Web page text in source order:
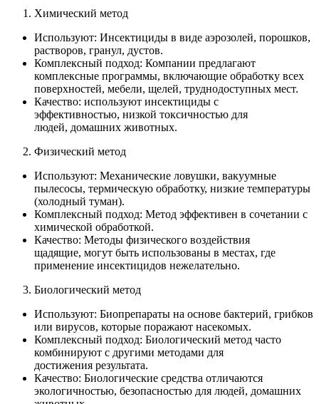
Химический метод
Используют: Инсектициды в виде аэрозолей, порошков,
растворов, гранул, дустов.
Комплексный подход: Компании предлагают
комплексные программы, включающие обработку всех
поверхностей, мебели, щелей, труднодоступных мест.
Качество: используют инсектициды с
эффективностью, низкой токсичностью для
людей, домашних животных.
Физический метод
Используют: Механические ловушки, вакуумные
пылесосы, термическую обработку, низкие температуры
(холодный туман).
Комплексный подход: Метод эффективен в сочетании с
химической обработкой.
Качество: Методы физического воздействия
щадящие, могут быть использованы в местах, где
применение инсектицидов нежелательно.
Биологический метод
Используют: Биопрепараты на основе бактерий, грибков
или вирусов, которые поражают насекомых.
Комплексный подход: Биологический метод часто
комбинируют с другими методами для
достижения результата.
Качество: Биологические средства отличаются
экологичностью, безопасностью для людей, домашних